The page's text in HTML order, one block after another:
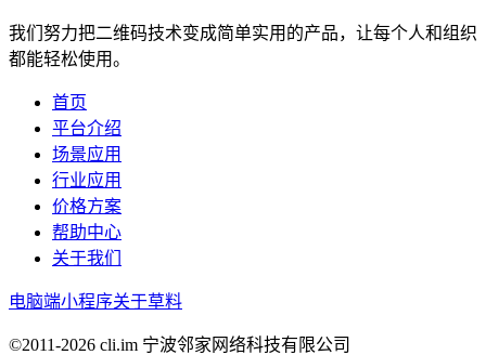
我们努力把二维码技术变成简单实用的产品，让每个人和组织
都能轻松使用。
首页
平台介绍
场景应用
行业应用
价格方案
帮助中心
关于我们
电脑端小程序关于草料
©2011-2026 cli.im 宁波邻家网络科技有限公司